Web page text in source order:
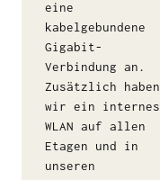
eine
kabelgebundene
Gigabit-
Verbindung an.
Zusätzlich haben
wir ein internes
WLAN auf allen
Etagen und in
unseren